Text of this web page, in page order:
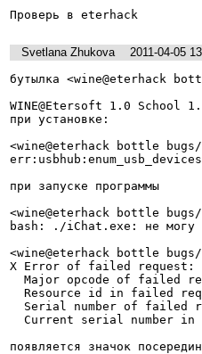
Проверь в eterhack
Svetlana Zhukova
2011-04-05
бутылка <wine@eterhack
WINE@Etersoft 1.0 School
при установке:
<wine@eterhack bottle
при запуске программы
<wine@eterhack bottle
bash: ./iChat.exe: не могу
<wine@eterhack bottle
X Error of failed request:
появляется значок